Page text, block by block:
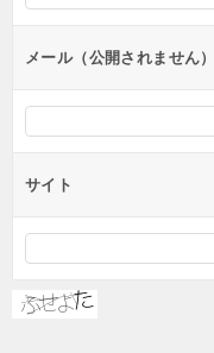
ンメール（公開されません）
サイト